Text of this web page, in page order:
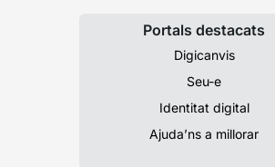
Portals destacats
Digicanvis
Seu-e
Identitat digital
Ajuda’ns a millorar